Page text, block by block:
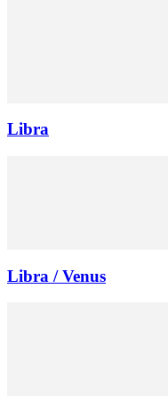
Libra
Libra / Venus